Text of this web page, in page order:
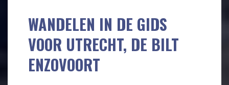
WANDELEN IN DE GIDS
VOOR UTRECHT, DE BILT
ENZOVOORT